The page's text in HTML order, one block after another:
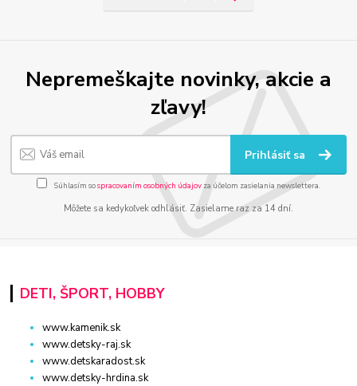
Nepremeškajte novinky, akcie a
zľavy!
Prihlásiť sa
Súhlasím sospracovaním osobných údajov za účelom zasielania newslettera.
Môžete sa kedykoľvek odhlásiť. Zasielame raz za 14 dní.
DETI, ŠPORT, HOBBY
www.kamenik.sk
www.detsky-raj.sk
www.detskaradost.sk
www.detsky-hrdina.sk